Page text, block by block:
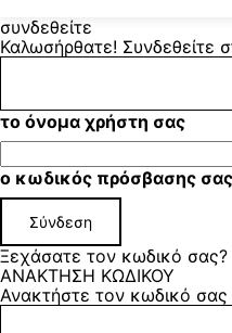
συνδεθείτε
Καλωσήρθατε! Συνδεθείτε
το όνομα χρήστη σας
ο κωδικός πρόσβασης σας
Ξεχάσατε τον κωδικό σας?
ΑΝΑΚΤΗΣΗ ΚΩΔΙΚΟΥ
Ανακτήστε τον κωδικό σας